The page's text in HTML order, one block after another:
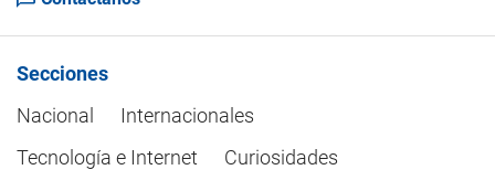
Secciones
Nacional
Internacionales
Tecnología e Internet
Curiosidades